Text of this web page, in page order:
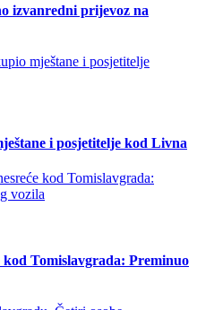
izvanredni prijevoz na
i posjetitelje kod Livna
Tomislavgrada: Preminuo